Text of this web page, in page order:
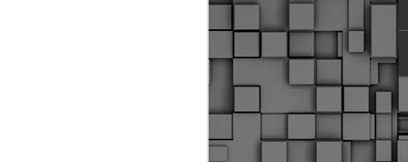
αστυνομικούς, οι οποίοι έχουν
εκπαίδευσή τους και
καθήκοντα.
μετακινήσεις των